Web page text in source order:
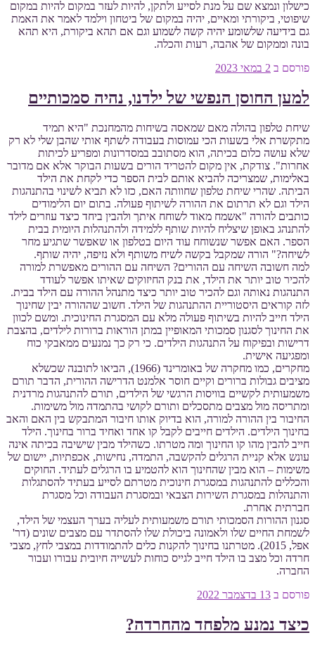
כישלון ונמצא שם על מנת לסייע ולתקן, להיות לעזר במקום להיות במקום
שיפוטי, ביקורתי ומאיים, יהיה במקום של ביטחון וילמד לאמר את האמת
גם בידיעה שלשומע יהיה קשה לשמוע וגם אם תהא ביקורת, היא תהא
בונה וממקום של אהבה, רעות והכלה.
פורסם ב 2 במאי 2023
למען החוסן הנפשי של ילדנו, נהיה סמכותיים
שיחת טלפון בהולה מאם שמאסה בשיחות מהמחנכת "היא תמיד
מתקשרת אלי בשעות הכי עמוסות בעבודה לשתף אותי שהבן שלי לא רק
שלא עושה כלום בכיתה, הוא מסתובב במסדרונות ומפריע לכיתות
אחרות". צודקת, אין מקום להטריד הורים בשעות הבוקר אלא אם מדובר
באלימות, שמצריכה להביא אותם לבית הספר כדי לקחת את הילד
הביתה. שהרי שיחת טלפון שחוותה האם, כזו לא תביא לשינוי בהתנהגות
הילד וגם לא תרתום את ההורה לשיתוף פעולה. בתום יום הלימודים
כותבים להורה "אשמח מאוד לשוחח איתך ולהבין ביחד כיצד עוזרים לילד
להתנהג באופן שיצליח להיות שותף ללמידה ולהתנהלות היומית בבית
הספר. האם אפשר שנשוחח עוד היום בטלפון או שאפשר שתגיע מחר
לשיחה?" הורה שמקבל בקשה לשיח משותף ולא נזיפה, יהיה שותף.
למה חשובה השיחה עם ההורים? השיחה עם ההורים מאפשרת למורה
להכיר טוב יותר את הילד, את בנק החיזוקים שאיתו אפשר לעודד
התנהגות נאותה וגם להכיר טוב יותר כיצד מתנהל ההורה עם הילד בבית.
לזה קוראים היסטוריית ההתנהגות של הילד. חשוב שההורה יבין שחינוך
הילד חייב להיות בשיתוף פעולה מלא עם המסגרת החינוכית. ומשם לכוון
את החינוך לסגנון סמכותי המאופיין במתן הוראות ברורות לילדים, בהצבת
דרישות ובפיקוח על התנהגות הילדים. כי רק כך נמנעים ממאבקי כוח
ומפגיעה אישית.
מחקרים, כמו מחקרה של באומרינד (1966), הביאו לתובנה שכשלא
מציבים גבולות ברורים וקיים חוסר אלמנט הדרישה ההורית, הדבר תורם
משמעותית לקשיים בוויסות הרגשי של הילדים, תורם להתנהגות מרדנית
ומתריסה מול מצבים מתסכלים ותורם לקושי בהתמדה מול משימות.
החיבור בין ההורה למורה, הוא בדיוק אותו חיבור המתבקש בין האם והאב
בחינוך הילדים. הילדים חייבים לקבל קו אחד ואחיד ברור בחינוך. הילד
חייב להבין מהו קו החינוך ומה מטרתו. כשהילד מבין שישיבה בכיתה אינה
עונש אלא קניית הרגלים להקשבה, התמדה, נחישות, אכפתיות, יישום של
משימות – הוא מבין שהחינוך הוא להטמיע בו הרגלים לעתיד. החוקים
והכללים להתנהגות במסגרת חינוכית מטרתם לסייע בעתיד להסתגלות
והתנהלות במסגרת השירות הצבאי ובמסגרת העבודה וכל מסגרת
חברתית אחרת.
סגנון ההורות הסמכותי תורם משמעותית לעליה בערך העצמי של הילד,
לשמחת החיים שלו ולאמונה ביכולת שלו להסתדר עם מצבים שונים (דר'
אפל, 2015). מטרתנו בחינוך להקנות כלים להתמודדות במצבי לחץ, מצבי
חרדה וכל מצב בו הילד חייב לגייס כוחות לעשייה חיובית עבורו ועבור
החברה.
פורסם ב 13 בדצמבר 2022
כיצד נמנע מלפחד מהחרדה?